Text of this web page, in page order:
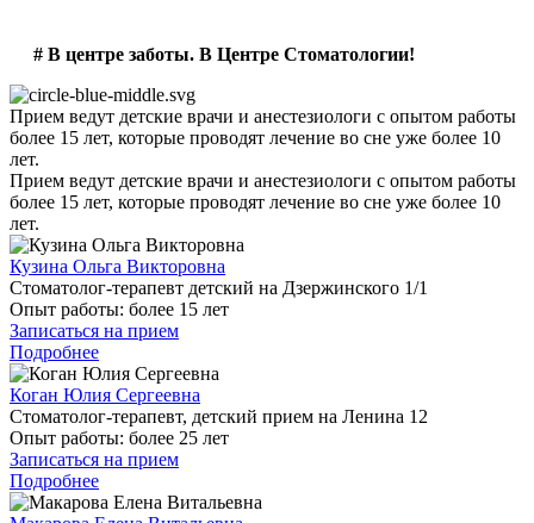
# В центре заботы. В Центре Стоматологии!
Прием ведут детские врачи и анестезиологи с опытом работы
более 15 лет, которые проводят лечение во сне уже более 10
лет.
Прием ведут детские врачи и анестезиологи с опытом работы
более 15 лет, которые проводят лечение во сне уже более 10
лет.
Кузина Ольга Викторовна
Стоматолог-терапевт детский на Дзержинского 1/1
Опыт работы: более 15 лет
Записаться на прием
Подробнее
Коган Юлия Сергеевна
Стоматолог-терапевт, детский прием на Ленина 12
Опыт работы: более 25 лет
Записаться на прием
Подробнее